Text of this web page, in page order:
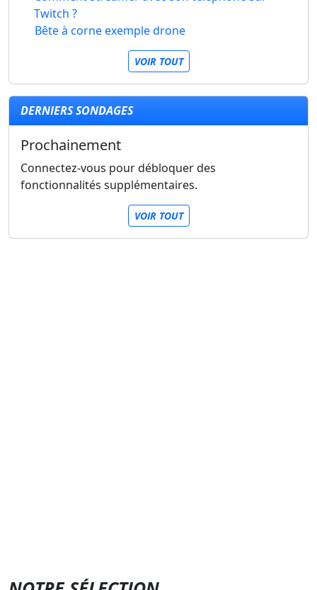
Twitch ?
Bête à corne exemple drone
VOIR TOUT
DERNIERS SONDAGES
Prochainement
Connectez-vous pour débloquer des
fonctionnalités supplémentaires.
VOIR TOUT